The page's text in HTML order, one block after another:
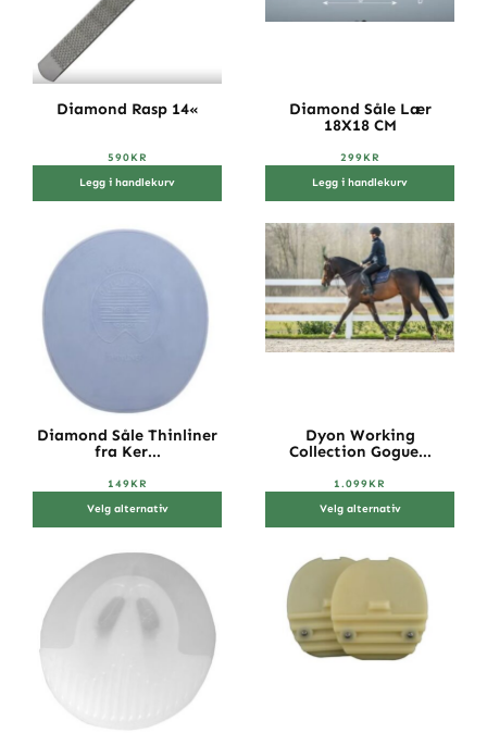
Diamond Rasp 14«
590KR
Legg i handlekurv
Diamond Såle Lær
18X18 CM
299KR
Legg i handlekurv
Diamond Såle Thinliner
fra Ker...
149KR
Velg alternativ
Dyon Working
Collection Gogue...
1.099KR
Velg alternativ